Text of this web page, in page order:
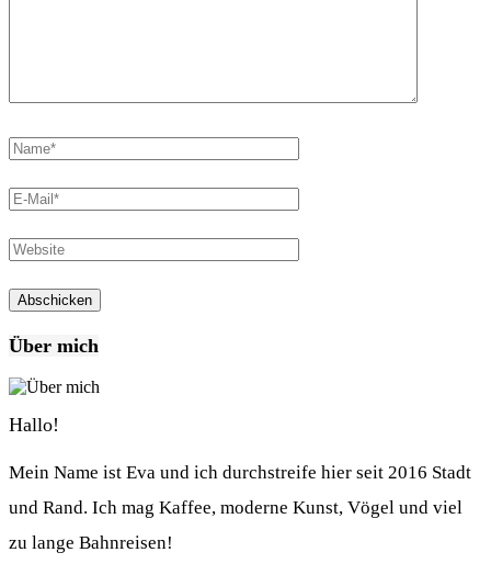
Über mich
Hallo!
Mein Name ist Eva und ich durchstreife hier seit 2016 Stadt
und Rand. Ich mag Kaffee, moderne Kunst, Vögel und viel
zu lange Bahnreisen!